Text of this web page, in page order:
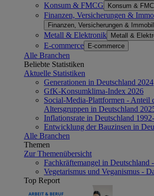
Konsum & FMCG Konsum &
Finanzen, Versicherungen &
Finanzen, Versicherungen &
Metall & Elektronik Metall &
E-commerce E-commerce
Alle Branchen
Beliebte Statistiken
Aktuelle Statistiken
Generationen in Deutschland 2024
GfK-Konsumklima-Index 2026
Social-Media-Plattformen - Anteil
Altersgruppen in Deutschland
Inflationsrate in Deutschland
Entwicklung der Bauzinsen in
Alle Branchen
Themen
Zur Themenübersicht
Fachkräftemangel in Deutschland
Vegetarismus und Veganismus -
Top Report